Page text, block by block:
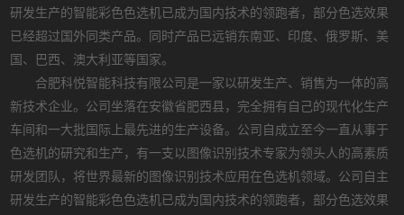
研发生产的智能彩色色选机已成为国内技术的领跑者，部分色选效果
已经超过国外同类产品。同时产品已远销东南亚、印度、俄罗斯、美
国、巴西、澳大利亚等国家。
合肥科悦智能科技有限公司是一家以研发生产、销售为一体的高
新技术企业。公司坐落在安徽省肥西县，完全拥有自己的现代化生产
车间和一大批国际上最先进的生产设备。公司自成立至今一直从事于
色选机的研究和生产，有一支以图像识别技术专家为领头人的高素质
研发团队，将世界最新的图像识别技术应用在色选机领域。公司自主
研发生产的智能彩色色选机已成为国内技术的领跑者，部分色选效果